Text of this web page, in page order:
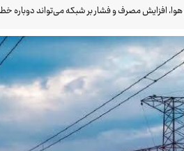
افزایش مصرف و فشار بر شبکه می‌تواند دوباره